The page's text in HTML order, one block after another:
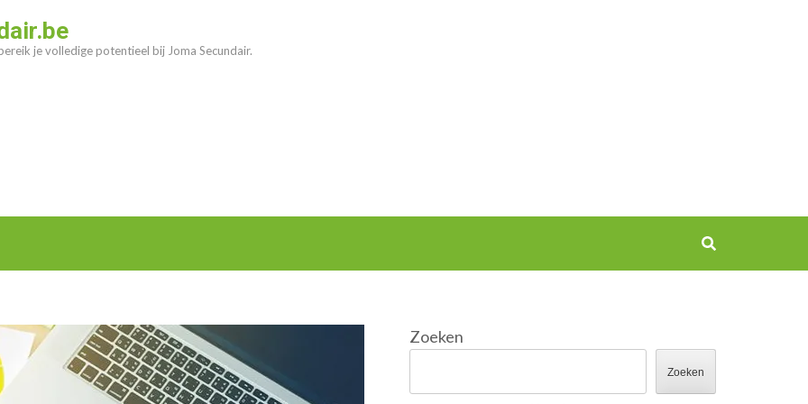
je volledige potentieel bij Joma Secundair.
Zoeken
Zoeken